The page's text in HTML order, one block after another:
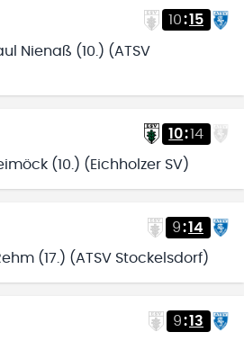
10:15
Nienaß (10.) (ATSV
10:14
(10.) (Eichholzer SV)
9:14
(17.) (ATSV Stockelsdorf)
9:13